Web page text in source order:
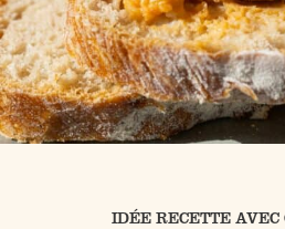
IDÉE RECETTE AVEC